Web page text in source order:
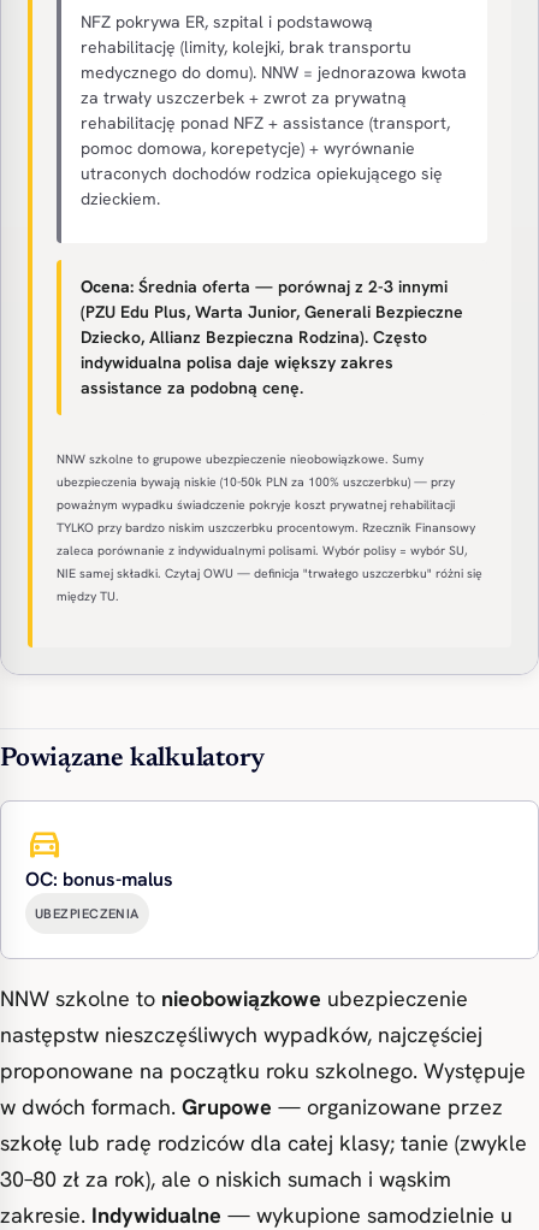
NFZ pokrywa ER, szpital i podstawową
rehabilitację (limity, kolejki, brak transportu
medycznego do domu). NNW = jednorazowa kwota
za trwały uszczerbek + zwrot za prywatną
rehabilitację ponad NFZ + assistance (transport,
pomoc domowa, korepetycje) + wyrównanie
utraconych dochodów rodzica opiekującego się
dzieckiem.
Ocena: Średnia oferta — porównaj z 2-3 innymi
(PZU Edu Plus, Warta Junior, Generali Bezpieczne
Dziecko, Allianz Bezpieczna Rodzina). Często
indywidualna polisa daje większy zakres
assistance za podobną cenę.
NNW szkolne to grupowe ubezpieczenie nieobowiązkowe. Sumy
ubezpieczenia bywają niskie (10-50k PLN za 100% uszczerbku) — przy
poważnym wypadku świadczenie pokryje koszt prywatnej rehabilitacji
TYLKO przy bardzo niskim uszczerbku procentowym. Rzecznik Finansowy
zaleca porównanie z indywidualnymi polisami. Wybór polisy = wybór SU,
NIE samej składki. Czytaj OWU — definicja "trwałego uszczerbku" różni się
między TU.
Powiązane kalkulatory
directions_car
OC: bonus-malus
UBEZPIECZENIA
NNW szkolne to nieobowiązkowe ubezpieczenie
następstw nieszczęśliwych wypadków, najczęściej
proponowane na początku roku szkolnego. Występuje
w dwóch formach. Grupowe — organizowane przez
szkołę lub radę rodziców dla całej klasy; tanie (zwykle
30–80 zł za rok), ale o niskich sumach i wąskim
zakresie. Indywidualne — wykupione samodzielnie u